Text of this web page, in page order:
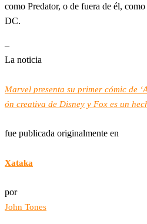
como Predator, o de fuera de él,
DC.
–
La noticia
Marvel presenta su primer cómic de
ón creativa de Disney y Fox es un
fue publicada originalmente en
Xataka
por
John Tones